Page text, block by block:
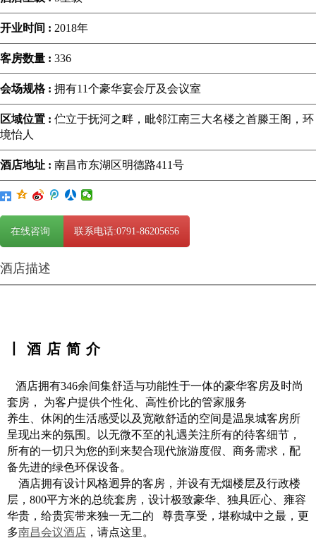
开业时间 : 2018年
客房数量 : 336
会场规格 : 拥有11个豪华宴会厅及会议室
区域位置 : 伫立于抚河之畔，毗邻江南三大名楼之首滕王阁，环
境怡人
酒店地址 : 南昌市东湖区明德路411号
在线咨询 联系电话:0791-86205656
酒店描述
丨酒店简介
酒店拥有346余间集舒适与功能性于一体的豪华客房及时尚
套房， 为客户提供个性化、高性价比的管家服务
养生、休闲的生活感受以及宽敞舒适的空间是温泉城客房所
呈现出来的氛围。以无微不至的礼遇关注所有的待客细节，
所有的一切只为您的到来契合现代旅游度假、商务需求，配
备先进的绿色环保设备。
酒店拥有设计风格迥异的客房，并设有无烟楼层及行政楼
层，800平方米的总统套房，设计极致豪华、独具匠心、雍容
华贵，给贵宾带来独一无二的 尊贵享受，堪称城中之最，更
多南昌会议酒店 ，请点这里。